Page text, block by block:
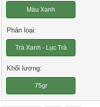
Màu Xanh
Phân loại:
Trà Xanh - Lục Trà
Khối lượng:
75gr